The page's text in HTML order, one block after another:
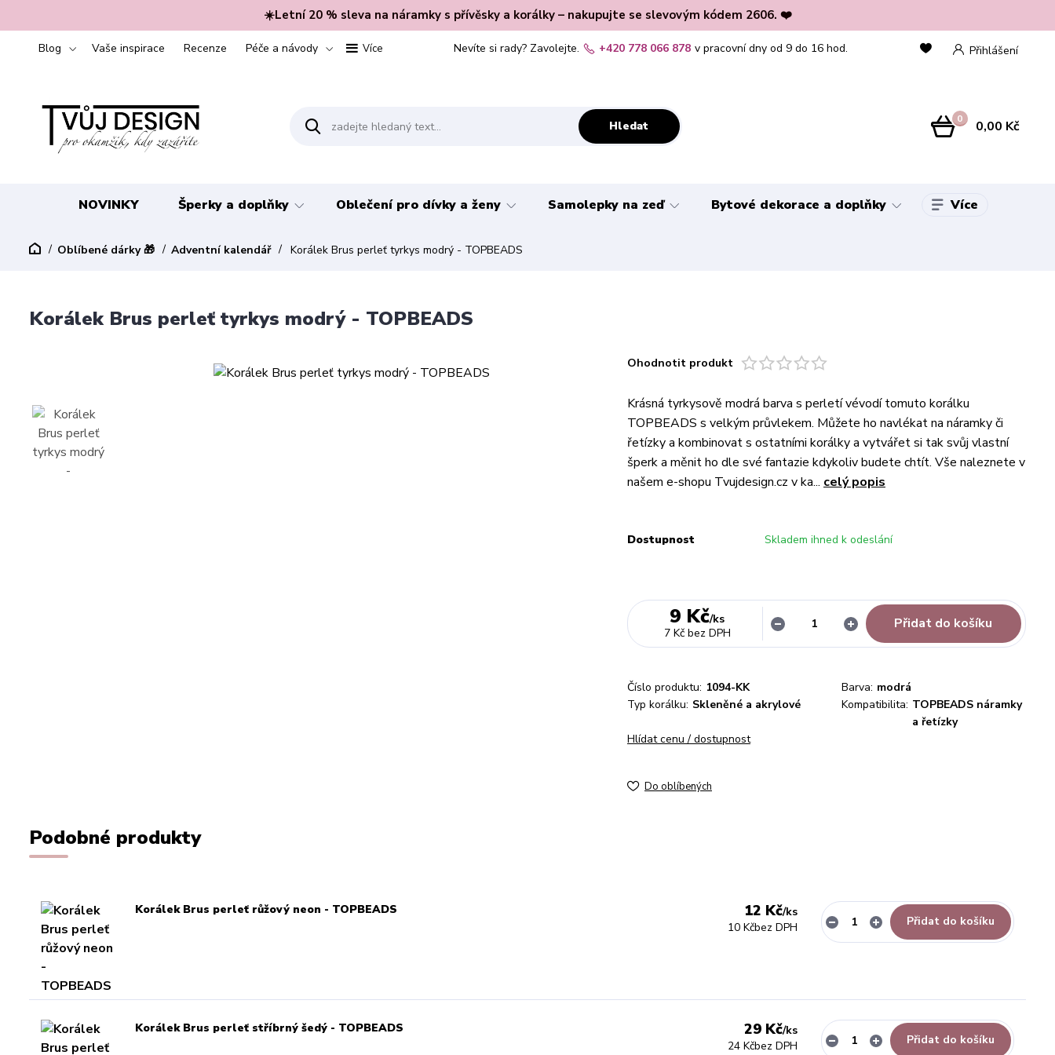
☀️Letní 20 % sleva na náramky s přívěsky a korálky – nakupujte se slevovým kódem 2606. ❤️
Blog Vaše inspirace Recenze Péče a návody Více Přihlášení
Hledat
Nevíte si rady? Zavolejte. +420 778 066 878 v pracovní dny od 9 do 16 hod.
0 0,00 Kč
NOVINKY Šperky a doplňky Oblečení pro dívky a ženy Samolepky na zeď Bytové dekorace a doplňky Více
Oblíbené dárky 🎁 Adventní kalendář Korálek Brus perleť tyrkys modrý - TOPBEADS
Korálek Brus perleť tyrkys modrý - TOPBEADS
Ohodnotit produkt
Krásná tyrkysově modrá barva s perletí vévodí tomuto korálku
TOPBEADS s velkým průvlekem. Můžete ho navlékat na náramky či
řetízky a kombinovat s ostatními korálky a vytvářet si tak svůj vlastní
šperk a měnit ho dle své fantazie kdykoliv budete chtít. Vše naleznete v
našem e-shopu Tvujdesign.cz v ka... celý popis
Dostupnost Skladem ihned k odeslání
9 Kč/ks
7 Kč bez DPH
Přidat do košíku
Číslo produktu: 1094-KK Barva: modrá
Typ korálku: Skleněné a akrylové Kompatibilita: TOPBEADS náramky
a řetízky
Hlídat cenu / dostupnost
Do oblíbených
Podobné produkty
Korálek Brus perleť růžový neon - TOPBEADS 12 Kč/ks
10 Kčbez DPH Přidat do košíku
Korálek Brus perleť stříbrný šedý - TOPBEADS 29 Kč/ks
24 Kčbez DPH Přidat do košíku